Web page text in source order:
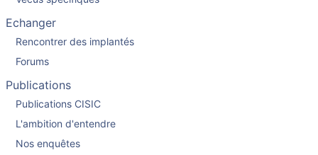
Echanger
Rencontrer des implantés
Forums
Publications
Publications CISIC
L'ambition d'entendre
Nos enquêtes